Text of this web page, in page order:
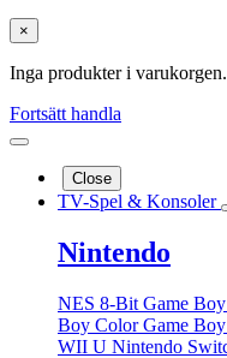
×
Inga produkter i varukorgen.
Fortsätt handla
Close
TV-Spel & Konsoler
Nintendo
NES 8-Bit Game Boy
Boy ColorGame
WII U Nintendo